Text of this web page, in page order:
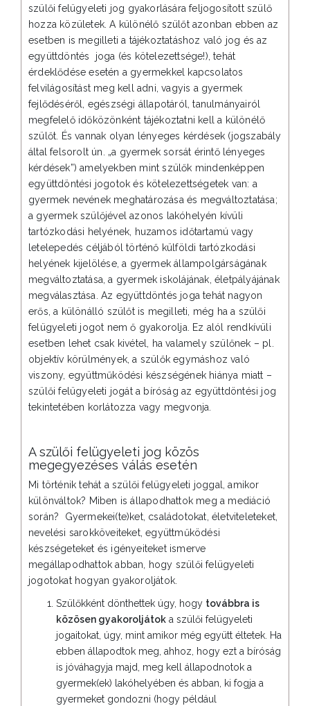
szülői felügyeleti jog gyakorlására feljogosított szülő
hozza közületek. A különélő szülőt azonban ebben az
esetben is megilleti a tájékoztatáshoz való jog és az
együttdöntés joga (és kötelezettsége!), tehát
érdeklődése esetén a gyermekkel kapcsolatos
felvilágosítást meg kell adni, vagyis a gyermek
fejlődéséről, egészségi állapotáról, tanulmányairól
megfelelő időközönként tájékoztatni kell a különélő
szülőt. És vannak olyan lényeges kérdések (jogszabály
által felsorolt ún. „a gyermek sorsát érintő lényeges
kérdések”) amelyekben mint szülők mindenképpen
együttdöntési jogotok és kötelezettségetek van: a
gyermek nevének meghatározása és megváltoztatása;
a gyermek szülőjével azonos lakóhelyén kívüli
tartózkodási helyének, huzamos időtartamú vagy
letelepedés céljából történő külföldi tartózkodási
helyének kijelölése, a gyermek állampolgárságának
megváltoztatása, a gyermek iskolájának, életpályájának
megválasztása. Az együttdöntés joga tehát nagyon
erős, a különálló szülőt is megilleti, még ha a szülői
felügyeleti jogot nem ő gyakorolja. Ez alól rendkívüli
esetben lehet csak kivétel, ha valamely szülőnek – pl.
objektív körülmények, a szülők egymáshoz való
viszony, együttműködési készségének hiánya miatt –
szülői felügyeleti jogát a bíróság az együttdöntési jog
tekintetében korlátozza vagy megvonja.
A szülői felügyeleti jog közös
megegyezéses válás esetén
Mi történik tehát a szülői felügyeleti joggal, amikor
különváltok? Miben is állapodhattok meg a mediáció
során? Gyermekei(te)ket, családotokat, életviteleteket,
nevelési sarokköveiteket, együttműködési
készségeteket és igényeiteket ismerve
megállapodhattok abban, hogy szülői felügyeleti
jogotokat hogyan gyakoroljátok.
Szülőkként dönthettek úgy, hogy továbbra is
közösen gyakoroljátok a szülői felügyeleti
jogaitokat, úgy, mint amikor még együtt éltetek. Ha
ebben állapodtok meg, ahhoz, hogy ezt a bíróság
is jóváhagyja majd, meg kell állapodnotok a
gyermek(ek) lakóhelyében és abban, ki fogja a
gyermeket gondozni (hogy például